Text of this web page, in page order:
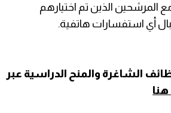
الذين تم اختيارهم
أي استفسارات هاتفية.
الشاغرة والمنح الدراسية عبر